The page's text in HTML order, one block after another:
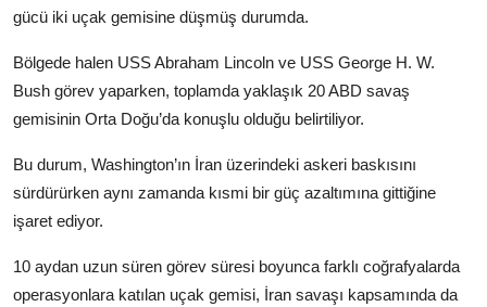
gücü iki uçak gemisine düşmüş durumda.
Bölgede halen USS Abraham Lincoln ve USS George H. W.
Bush görev yaparken, toplamda yaklaşık 20 ABD savaş
gemisinin Orta Doğu’da konuşlu olduğu belirtiliyor.
Bu durum, Washington’ın İran üzerindeki askeri baskısını
sürdürürken aynı zamanda kısmi bir güç azaltımına gittiğine
işaret ediyor.
10 aydan uzun süren görev süresi boyunca farklı coğrafyalarda
operasyonlara katılan uçak gemisi, İran savaşı kapsamında da